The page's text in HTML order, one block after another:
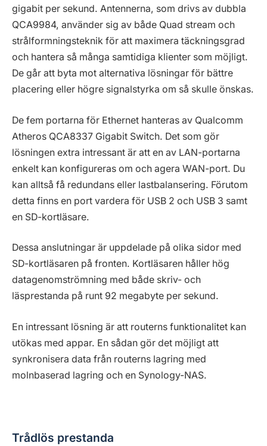
gigabit per sekund. Antennerna, som drivs av dubbla
QCA9984, använder sig av både Quad stream och
strålformningsteknik för att maximera täckningsgrad
och hantera så många samtidiga klienter som möjligt.
De går att byta mot alternativa lösningar för bättre
placering eller högre signalstyrka om så skulle önskas.
De fem portarna för Ethernet hanteras av Qualcomm
Atheros QCA8337 Gigabit Switch. Det som gör
lösningen extra intressant är att en av LAN-portarna
enkelt kan konfigureras om och agera WAN-port. Du
kan alltså få redundans eller lastbalansering. Förutom
detta finns en port vardera för USB 2 och USB 3 samt
en SD-kortläsare.
Dessa anslutningar är uppdelade på olika sidor med
SD-kortläsaren på fronten. Kortläsaren håller hög
datagenomströmning med både skriv- och
läsprestanda på runt 92 megabyte per sekund.
En intressant lösning är att routerns funktionalitet kan
utökas med appar. En sådan gör det möjligt att
synkronisera data från routerns lagring med
molnbaserad lagring och en Synology-NAS.
Trådlös prestanda